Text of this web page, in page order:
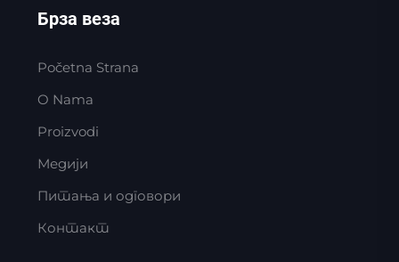
Брза веза
Početna Strana
O Nama
Proizvodi
Медији
Питања и одговори
Контакт